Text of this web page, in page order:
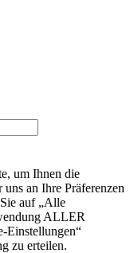
um Ihnen die
an Ihre Präferenzen
auf „Alle
ALLER
Einstellungen“
zu erteilen.